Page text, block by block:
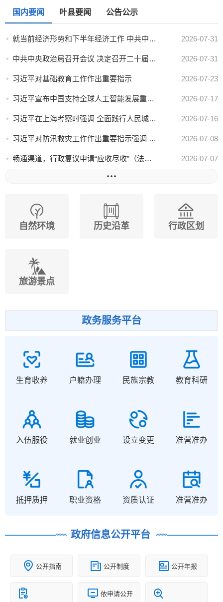
国内要闻 叶县要闻 公告公示
就当前经济形势和下半年经济工作 中共中央召开党外人... 2026-07-31
中共中央政治局召开会议 决定召开二十届五中全会 分... 2026-07-31
习近平对基础教育工作作出重要指示 2026-07-23
习近平宣布中国支持全球人工智能发展重大举措 2026-07-17
习近平在上海考察时强调 全面践行人民城市理念 高质... 2026-07-16
习近平对防汛救灾工作作出重要指示强调 要全力组织抢... 2026-07-08
畅通渠道，行政复议申请“应收尽收”（法治聚焦）——... 2026-07-07
自然环境 历史沿革 行政区划
旅游景点
政务服务平台
生育收养 户籍办理 民族宗教 教育科研
入伍服役 就业创业 设立变更 准营准办
抵押质押 职业资格 资质认证 准营准办
政府信息公开平台
公开指南 公开制度 公开年报
依申请公开